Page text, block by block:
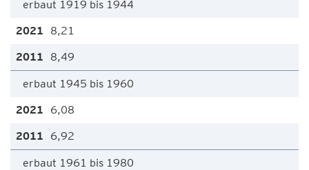
erbaut 1919 bis 1944
8,21
8,49
erbaut 1945 bis 1960
6,08
6,92
erbaut 1961 bis 1980